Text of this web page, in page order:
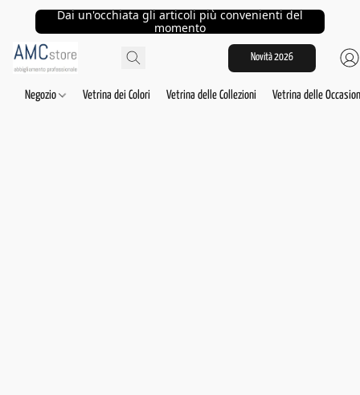
Dai un'occhiata gli articoli più convenienti del
momento
Novità 2026
Negozio Vetrina dei Colori Vetrina delle Collezioni Vetrina delle